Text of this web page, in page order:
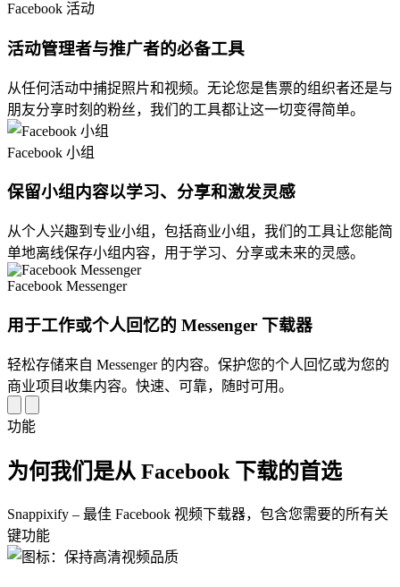
Facebook 活动
活动管理者与推广者的必备工具
从任何活动中捕捉照片和视频。无论您是售票的组织者还是与
朋友分享时刻的粉丝，我们的工具都让这一切变得简单。
Facebook 小组
保留小组内容以学习、分享和激发灵感
从个人兴趣到专业小组，包括商业小组，我们的工具让您能简
单地离线保存小组内容，用于学习、分享或未来的灵感。
Facebook Messenger
用于工作或个人回忆的 Messenger 下载器
轻松存储来自 Messenger 的内容。保护您的个人回忆或为您的
商业项目收集内容。快速、可靠，随时可用。
功能
为何我们是从 Facebook 下载的首选
Snappixify – 最佳 Facebook 视频下载器，包含您需要的所有关
键功能